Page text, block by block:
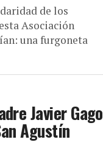
de los
Asociación
una furgoneta
Javier Gago
Agustín